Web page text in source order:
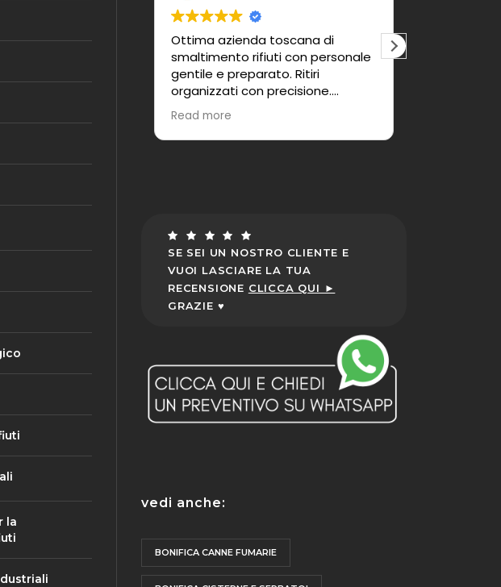
la
Ottima azienda toscana di
smaltimento rifiuti con personale
organizzati con precisione.
Personale efficiente e preciso di
sicuro d' un piacere fare una
recensione positiva a questa
azienda grazie
SE SEI UN NOSTRO CLIENTE E
VUOI LASCIARE LA TUA
RECENSIONE CLICCA QUI ►
GRAZIE ♥
vedi anche:
BONIFICA CANNE FUMARIE